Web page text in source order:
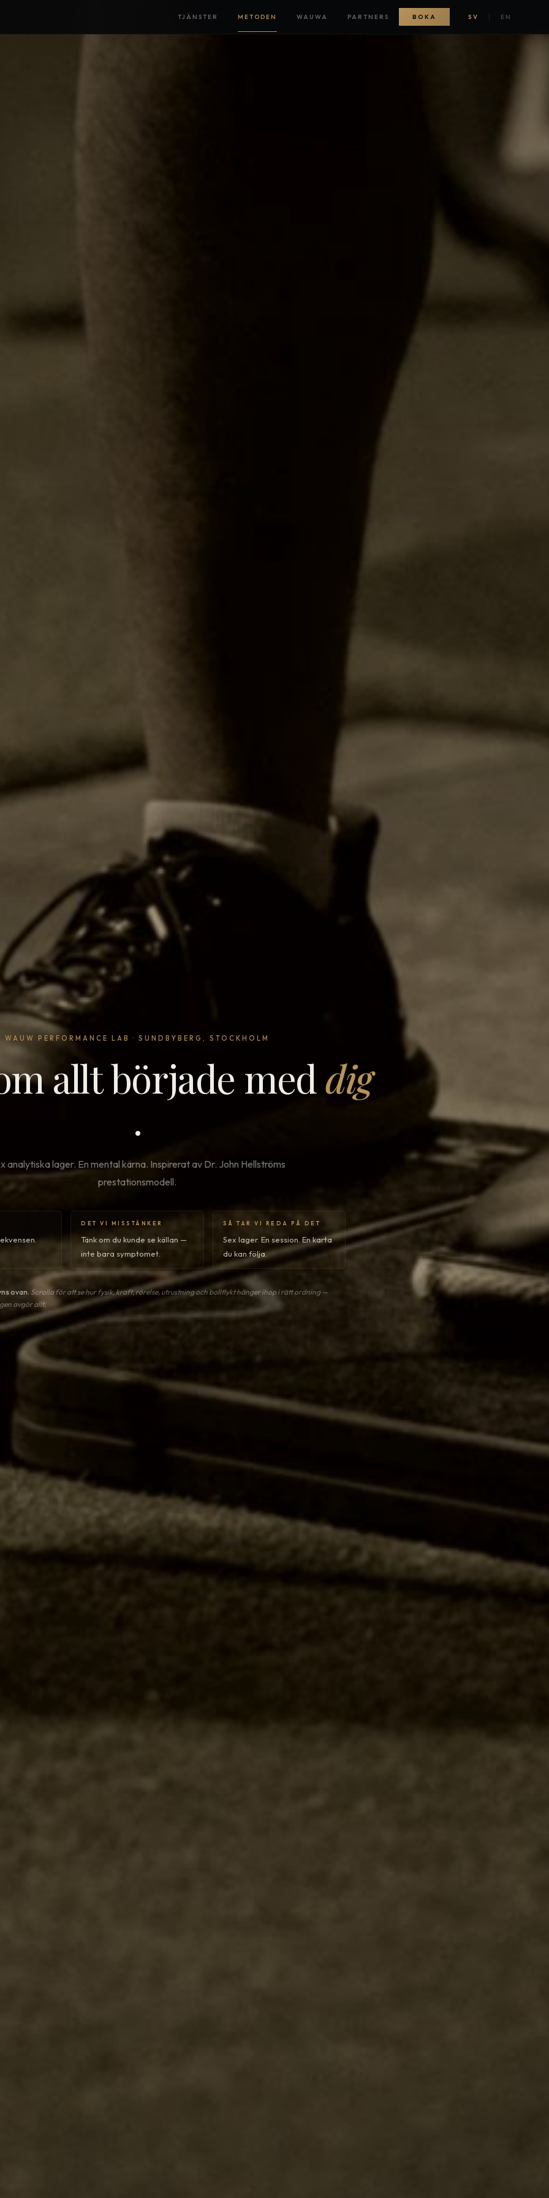
TJÄNSTER METODEN WAUWA PARTNERS BOKA SV | EN
WAUW PERFORMANCE LAB · SUNDBYBERG, STOCKHOLM
allt började meddig
.
analytiska lager. En mental kärna. Inspirerat av Dr. John Hellströms
prestationsmodell.
DET VI MISSTÄNKER
Tänk om du kunde se källan —
inte bara symptomet.
SÅ TAR VI REDA PÅ DET
Sex lager. En session. En karta
du kan följa.
ovan. Scrolla för att se hur fysik, kraft, rörelse, utrustning och bollflykt hänger ihop i rätt ordning —
avgör allt.